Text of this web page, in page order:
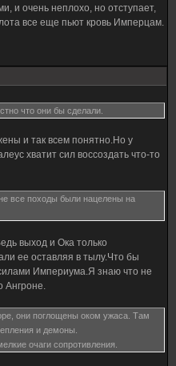
и очень неплохо, но отступает,
все еще пьют кровь Имперцам.
что они бы сделали.
и так всем понятно.Но у
хватит сил воссоздать что-то
все походы были нацелены на
выход и Ока только
ее оставляя в тылу.Что бы
Империума.Я знаю что не
Ангроне.
они поглощены оком ужаса. Там
и демоны.
очаги сопротивления.